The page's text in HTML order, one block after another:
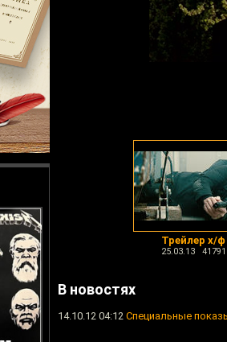
Трейлер х/
25.03.13 41791
В новостях
14.10.12 04:12 Специальные